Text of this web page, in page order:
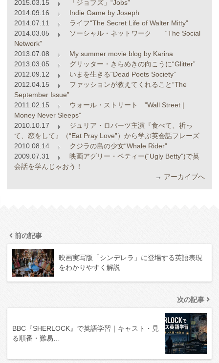
2015.03.15
「ジョブズ」“Jobs”
2014.09.16
Indie Game by Joseph
2014.07.11
ライフ“The Secret Life of Walter Mitty”
2014.03.05
ソーシャル・ネットワーク “The Social
Network”
2013.07.08
My summer movie blog by Karina
2013.03.05
グリッター・きらめきの向こうに“Glitter”
2012.09.12
いまを生きる“Dead Poets Society”
2012.04.15
ファッションが教えてくれること“The
September Issue”
2011.02.15
ウォール・ストリート ”Wall Street |
Money Never Sleeps”
2010.10.17
ジュリア・ロバーツ主演『食べて、祈っ
て、恋をして』（“Eat Pray Love”）から学ぶ英会話フレーズ
2010.08.14
クジラの島の少女“Whale Rider”
2009.07.31
映画アグリー・ベティー(“Ugly Betty”)で英
会話を学んじゃおう！
→ アーカイブへ
前の記事
映画実写版「シンデレラ」に登場する英語表現
をわかりやすく解説
次の記事
BBC『SHERLOCK』で英語学習｜キャスト・見
る順番・難易…